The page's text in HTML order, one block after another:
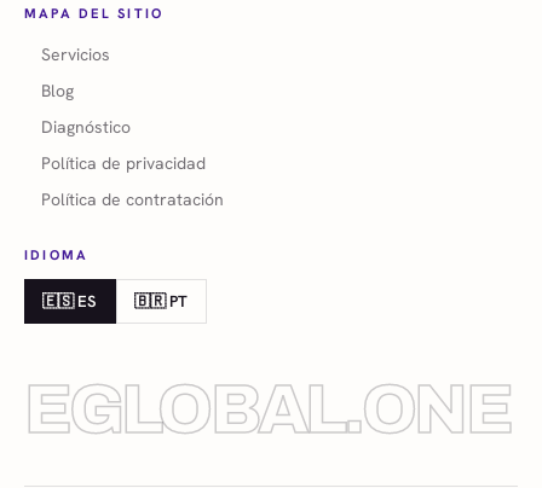
MAPA DEL SITIO
Servicios
Blog
Diagnóstico
Política de privacidad
Política de contratación
IDIOMA
🇪🇸 ES 🇧🇷 PT
EGLOBAL.ONE